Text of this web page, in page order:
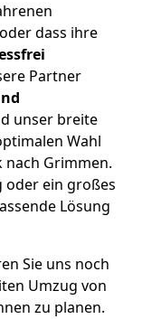
dass ihre
Partner
unser breite
Wahl
Grimmen.
oder ein großes
Lösung
Sie uns noch
Umzug von
zu planen.